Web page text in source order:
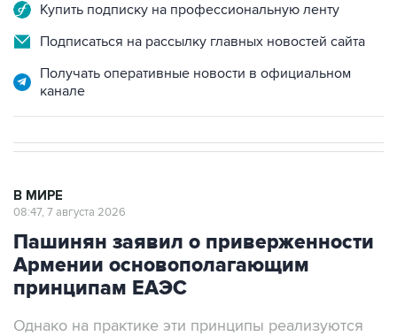
Купить подписку на профессиональную ленту
Подписаться на рассылку главных новостей сайта
Получать оперативные новости в официальном
канале
В МИРЕ
08:47, 7 августа 2026
Пашинян заявил о приверженности
Армении основополагающим
принципам ЕАЭС
Однако на практике эти принципы реализуются